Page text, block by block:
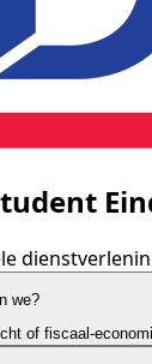
we?
of fiscaal-